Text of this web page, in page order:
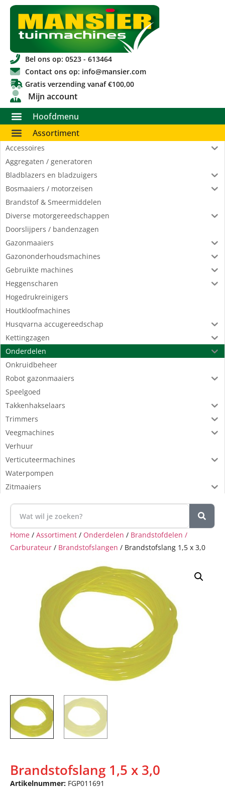
Bel ons op: 0523 - 613464
Contact ons op: info@mansier.com
Gratis verzending vanaf €100,00
Mijn account
Hoofdmenu
Assortiment
Accessoires
Aggregaten / generatoren
Bladblazers en bladzuigers
Bosmaaiers / motorzeisen
Brandstof & Smeermiddelen
Diverse motorgereedschappen
Doorslijpers / bandenzagen
Gazonmaaiers
Gazononderhoudsmachines
Gebruikte machines
Heggenscharen
Hogedrukreinigers
Houtkloofmachines
Husqvarna accugereedschap
Kettingzagen
Onderdelen
Onkruidbeheer
Robot gazonmaaiers
Speelgoed
Takkenhakselaars
Trimmers
Veegmachines
Verhuur
Verticuteermachines
Waterpompen
Zitmaaiers
Home / Assortiment / Onderdelen / Brandstofdelen /
Carburateur / Brandstofslangen / Brandstofslang 1,5 x 3,0
Brandstofslang 1,5 x 3,0
Artikelnummer: FGP011691